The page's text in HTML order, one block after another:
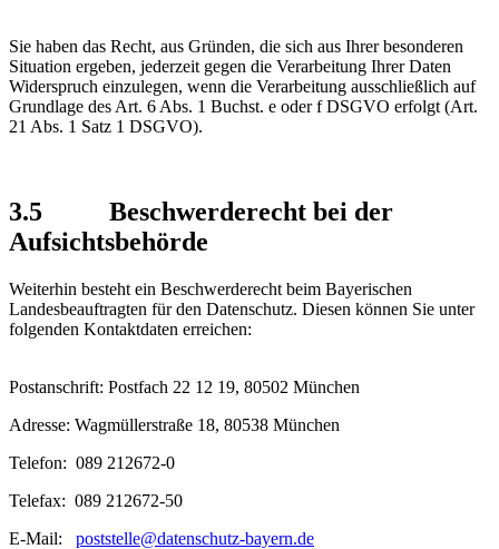
Sie haben das Recht, aus Gründen, die sich aus Ihrer besonderen
Situation ergeben, jederzeit gegen die Verarbeitung Ihrer Daten
Widerspruch einzulegen, wenn die Verarbeitung ausschließlich auf
Grundlage des Art. 6 Abs. 1 Buchst. e oder f DSGVO erfolgt (Art.
21 Abs. 1 Satz 1 DSGVO).
3.5 Beschwerderecht bei der
Aufsichtsbehörde
Weiterhin besteht ein Beschwerderecht beim Bayerischen
Landesbeauftragten für den Datenschutz. Diesen können Sie unter
folgenden Kontaktdaten erreichen:
Postanschrift: Postfach 22 12 19, 80502 München
Adresse: Wagmüllerstraße 18, 80538 München
Telefon: 089 212672-0
Telefax: 089 212672-50
E-Mail: poststelle@datenschutz-bayern.de